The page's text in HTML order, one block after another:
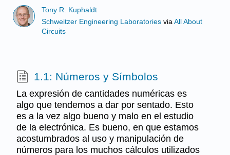
Tony R. Kuphaldt
Schweitzer Engineering Laboratories viaAll About
Circuits
1.1: Números y Símbolos
La expresión de cantidades numéricas es
algo que tendemos a dar por sentado. Esto
es a la vez algo bueno y malo en el estudio
de la electrónica. Es bueno, en que estamos
acostumbrados al uso y manipulación de
números para los muchos cálculos utilizados